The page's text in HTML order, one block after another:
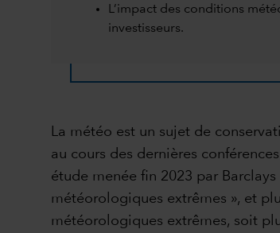
L’impact des conditions
investisseurs.
La météo est un sujet de
au cours des dernières
étude menée fin 2023 par
météorologiques extrêmes », et
météorologiques extrêmes, soit